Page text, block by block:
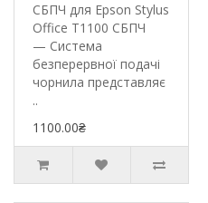
СБПЧ для Epson Stylus
Office T1100 СБПЧ
— Система
безперервної подачі
чорнила представляє
..
1100.00₴